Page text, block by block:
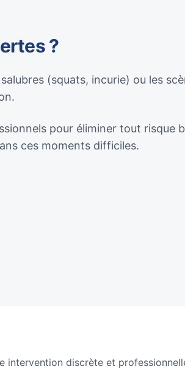
?
(squats, incurie) ou les
pour éliminer tout
ces moments difficiles.
intervention discrète et